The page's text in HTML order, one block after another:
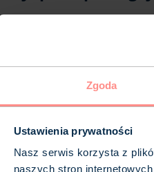
Zgoda
Ustawienia prywatności
Nasz serwis korzysta z
naszych stron
są